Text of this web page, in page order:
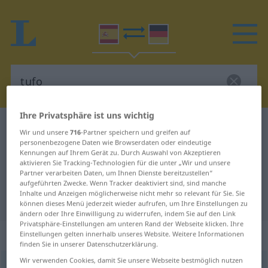
Spanisch-Deutsch Übersetzung für
"tufo"
"tufo" Deutsch Übersetzung
„tufo“: masculino
Ihre Privatsphäre ist uns wichtig
Wir und unsere716-Partner speichern und greifen auf
personenbezogene Daten wie Browserdaten oder eindeutige
Kennungen auf Ihrem Gerät zu. Durch Auswahl von Akzeptieren
aktivieren Sie Tracking-Technologien für die unter „Wir und unsere
Partner verarbeiten Daten, um Ihnen Dienste bereitzustellen“
aufgeführten Zwecke. Wenn Tracker deaktiviert sind, sind manche
Inhalte und Anzeigen möglicherweise nicht mehr so relevant für Sie. Sie
können dieses Menü jederzeit wieder aufrufen, um Ihre Einstellungen zu
ändern oder Ihre Einwilligung zu widerrufen, indem Sie auf den Link
Privatsphäre-Einstellungen am unteren Rand der Webseite klicken. Ihre
Einstellungen gelten innerhalb unseres Website. Weitere Informationen
finden Sie in unserer Datenschutzerklärung.
Wir verwenden Cookies, damit Sie unsere Webseite bestmöglich nutzen